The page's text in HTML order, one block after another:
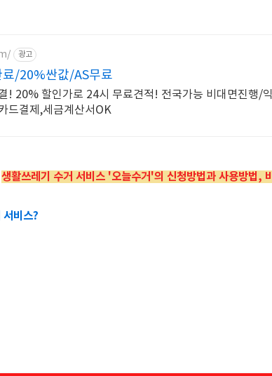
광고
료/20%싼값/AS무료
! 20% 할인가로 24시 무료견적! 전국가능 비대면진행/
드결제,세금계산서OK
생활쓰레기 수거 서비스 '오늘수거'의 신청방법과 사용방법,
서비스?